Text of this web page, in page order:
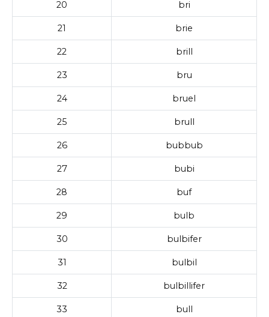
20 bri
21 brie
22 brill
23 bru
24 bruel
25 brull
26 bubbub
27 bubi
28 buf
29 bulb
30 bulbifer
31 bulbil
32 bulbillifer
33 bull